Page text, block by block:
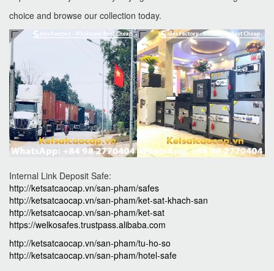
choice and browse our collection today.
Internal Link Deposit Safe:
http://ketsatcaocap.vn/san-pham/safes
http://ketsatcaocap.vn/san-pham/ket-sat-khach-san
http://ketsatcaocap.vn/san-pham/ket-sat
https://welkosafes.trustpass.alibaba.com
http://ketsatcaocap.vn/san-pham/tu-ho-so
http://ketsatcaocap.vn/san-pham/hotel-safe